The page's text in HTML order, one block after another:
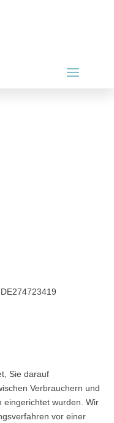
Sie darauf
Verbrauchern und
eingerichtet wurden. Wir
vor einer